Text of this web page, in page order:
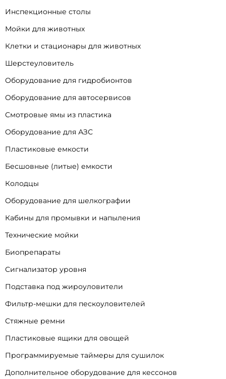
Инспекционные столы
Мойки для животных
Клетки и стационары для животных
Шерстеуловитель
Оборудование для гидробионтов
Оборудование для автосервисов
Смотровые ямы из пластика
Оборудование для АЗС
Пластиковые емкости
Бесшовные (литые) емкости
Колодцы
Оборудование для шелкографии
Кабины для промывки и напыления
Технические мойки
Биопрепараты
Сигнализатор уровня
Подставка под жироуловители
Фильтр-мешки для пескоуловителей
Стяжные ремни
Пластиковые ящики для овощей
Программируемые таймеры для сушилок
Дополнительное оборудование для кессонов